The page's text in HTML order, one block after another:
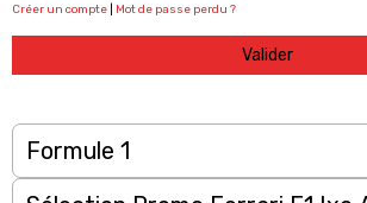
Créer un compte Mot de passe perdu ?
Valider
Formule 1